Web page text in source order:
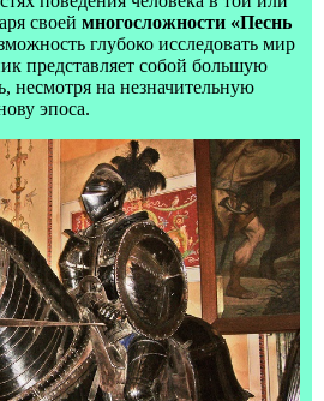
своей многосложности «Песнь
глубоко исследовать мир
представляет собой большую
несмотря на незначительную
эпоса.